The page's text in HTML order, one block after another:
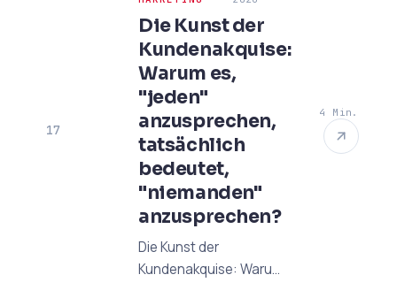
Ihr Budget mit KI-
unterstützten
Strategien.
17
Die Kunst der
Kundenakquise:
Warum es,
"jeden"
anzusprechen,
tatsächlich
bedeutet,
"niemanden"
anzusprechen?
Die Kunst der
Kundenakquise: Warum
4 Min.